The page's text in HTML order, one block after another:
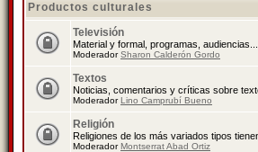
Productos culturales
Televisión
Material y formal, programas,
ModeradorSharon Calderón Gordo
Textos
Noticias, comentarios y críticas sobre
ModeradorLino Camprubí Bueno
Religión
Religiones de los más variados tipos
ModeradorMontserrat Abad Ortiz